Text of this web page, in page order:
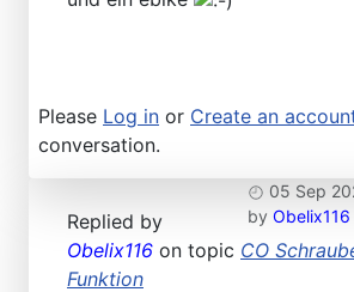
Please Log in or Create an
conversation.
05 Sep
by Obelix116
Replied by
Obelix116 on topic CO
Funktion